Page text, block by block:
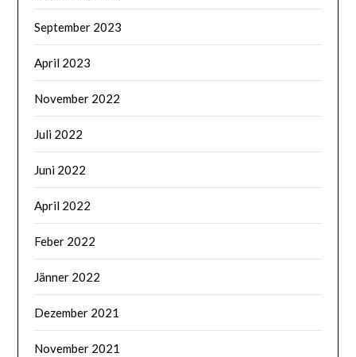
September 2023
April 2023
November 2022
Juli 2022
Juni 2022
April 2022
Feber 2022
Jänner 2022
Dezember 2021
November 2021